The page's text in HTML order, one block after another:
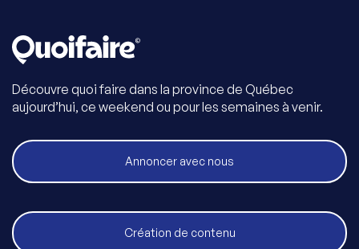
Découvre quoi faire dans la province de Québec
aujourd’hui, ce weekend ou pour les semaines à venir.
Annoncer avec nous
Création de contenu